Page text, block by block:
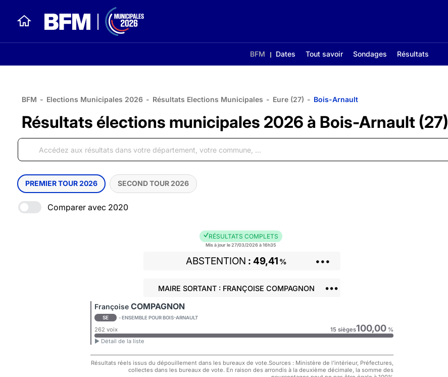
BFM Dates Tout savoir Sondages Résultats
BFM - Elections Municipales 2026 - Résultats Elections Municipales - Eure (27) - Bois-Arnault
Résultats élections municipales 2026 à Bois-Arnault (27)
PREMIER TOUR 2026 SECOND TOUR 2026
Comparer avec 2020
RÉSULTATS COMPLETS
Mis à jour le 27/03/2026 à 16h35
ABSTENTION 49,41 % •••
MAIRE SORTANT : FRANÇOISE COMPAGNON •••
Françoise COMPAGNON
SE - ENSEMBLE POUR BOIS-ARNAULT
262 voix 15 sièges100,00 %
► Détail de la liste
Résultats réels issus du dépouillement dans les bureaux de vote.Sources : Ministère de l'intérieur, Préfectures,
collectes dans les bureaux de vote. En raison des arrondis à la deuxième décimale, la somme des